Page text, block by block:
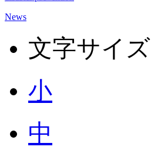
News
文字サイズ
小
中